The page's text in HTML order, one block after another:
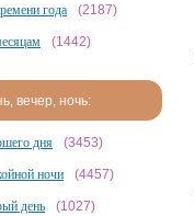
года (2187)
(1442)
вечер, ночь:
дня (3453)
ночи (4457)
день (1027)